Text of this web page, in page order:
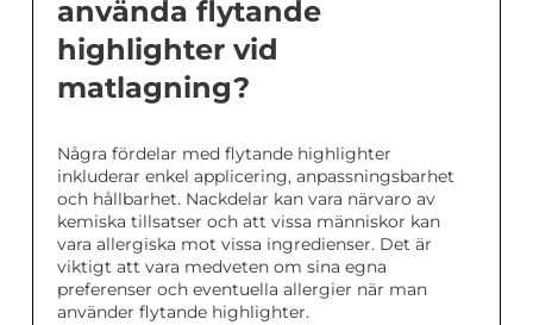
använda flytande
highlighter vid
matlagning?
Några fördelar med flytande highlighter
inkluderar enkel applicering, anpassningsbarhet
och hållbarhet. Nackdelar kan vara närvaro av
kemiska tillsatser och att vissa människor kan
vara allergiska mot vissa ingredienser. Det är
viktigt att vara medveten om sina egna
preferenser och eventuella allergier när man
använder flytande highlighter.